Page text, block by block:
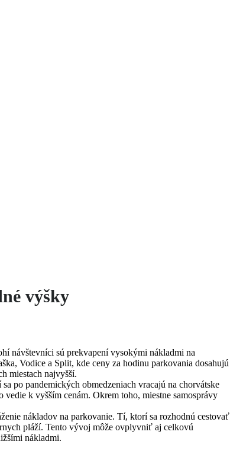
výšky
návštevníci sú prekvapení vysokými nákladmi na
Vodice a Split, kde ceny za hodinu parkovania dosahujú
miestach najvyšší.
po pandemických obmedzeniach vracajú na chorvátske
k vyšším cenám. Okrem toho, miestne samosprávy
nákladov na parkovanie. Tí, ktorí sa rozhodnú cestovať
pláží. Tento vývoj môže ovplyvniť aj celkovú
nákladmi.